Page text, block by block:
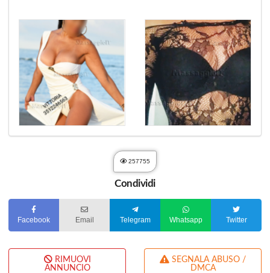
257755
Condividi
Facebook Email Telegram Whatsapp Twitter
RIMUOVI
ANNUNCIO
DMCA